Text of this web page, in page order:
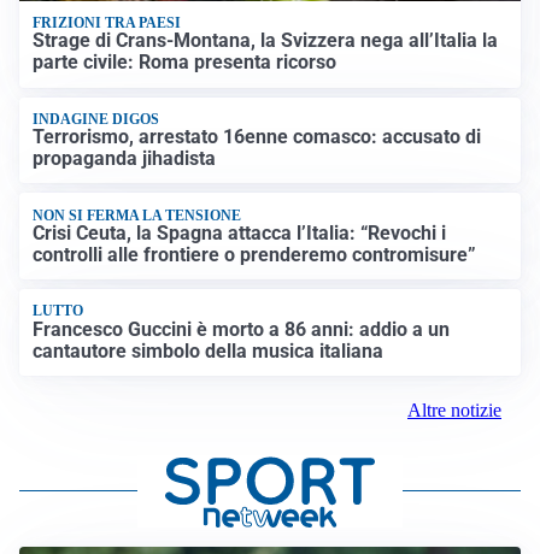
FRIZIONI TRA PAESI
Strage di Crans-Montana, la Svizzera nega all’Italia la
parte civile: Roma presenta ricorso
INDAGINE DIGOS
Terrorismo, arrestato 16enne comasco: accusato di
propaganda jihadista
NON SI FERMA LA TENSIONE
Crisi Ceuta, la Spagna attacca l’Italia: “Revochi i
controlli alle frontiere o prenderemo contromisure”
LUTTO
Francesco Guccini è morto a 86 anni: addio a un
cantautore simbolo della musica italiana
Altre notizie